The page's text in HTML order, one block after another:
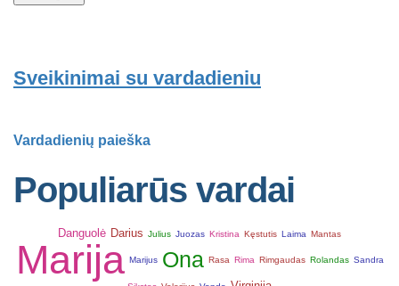
Sveikinimai su vardadieniu
Vardadienių paieška
Populiarūs vardai
Danguolė Darius Julius Juozas Kristina Kęstutis Laima Mantas
Marija Marijus Ona Rasa Rima Rimgaudas Rolandas Sandra